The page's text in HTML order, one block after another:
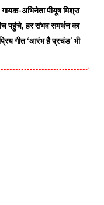
अभिनेता पीयूष मिश्रा
पहुंचे, हर संभव समर्थन का
गीत ‘आरंभ है प्रचंड’ भी